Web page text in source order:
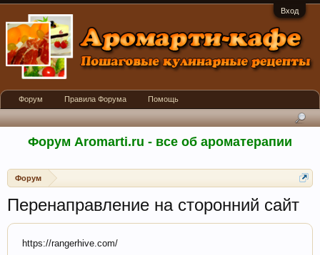
Вход
Форум Aromarti.ru - все об ароматерапии
Форум
Перенаправление на сторонний сайт
https://rangerhive.com/
Форум Правила Форума Помощь